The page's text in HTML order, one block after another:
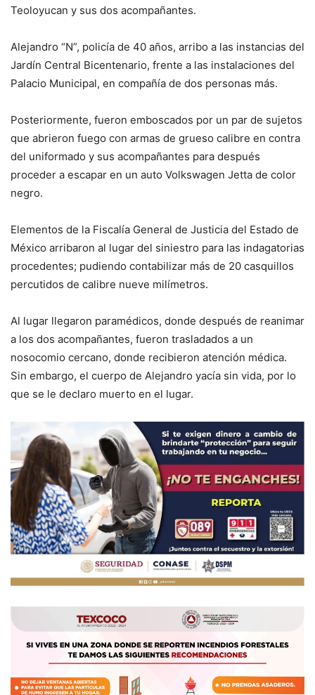
Teoloyucan y sus dos acompañantes.
Alejandro “N”, policía de 40 años, arribo a las instancias del
Jardín Central Bicentenario, frente a las instalaciones del
Palacio Municipal, en compañía de dos personas más.
Posteriormente, fueron emboscados por un par de sujetos
que abrieron fuego con armas de grueso calibre en contra
del uniformado y sus acompañantes para después
proceder a escapar en un auto Volkswagen Jetta de color
negro.
Elementos de la Fiscalía General de Justicia del Estado de
México arribaron al lugar del siniestro para las indagatorias
procedentes; pudiendo contabilizar más de 20 casquillos
percutidos de calibre nueve milímetros.
Al lugar llegaron paramédicos, donde después de reanimar
a los dos acompañantes, fueron trasladados a un
nosocomio cercano, donde recibieron atención médica.
Sin embargo, el cuerpo de Alejandro yacía sin vida, por lo
que se le declaro muerto en el lugar.